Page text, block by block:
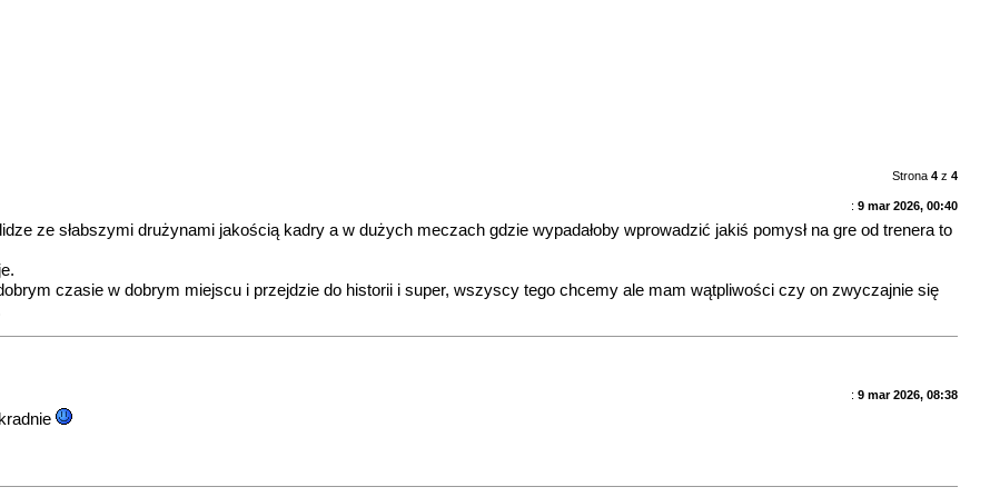
Strona 4z 4
: 9 mar 2026, 00:40
ze słabszymi drużynami jakością kadry a w dużych meczach gdzie wypadałoby wprowadzić jakiś pomysł na gre od trenera to
czasie w dobrym miejscu i przejdzie do historii i super, wszyscy tego chcemy ale mam wątpliwości czy on zwyczajnie się
: 9 mar 2026, 08:38